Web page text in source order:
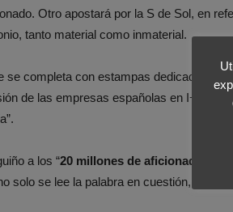
Otro apostará por la S de Sol, en
tanto material como inmaterial.
se completa con estampas dedicadas a
de las empresas españolas en I+D+i
a los “20 millones de aficionados a
solo se lee la palabra en cuestión, sino